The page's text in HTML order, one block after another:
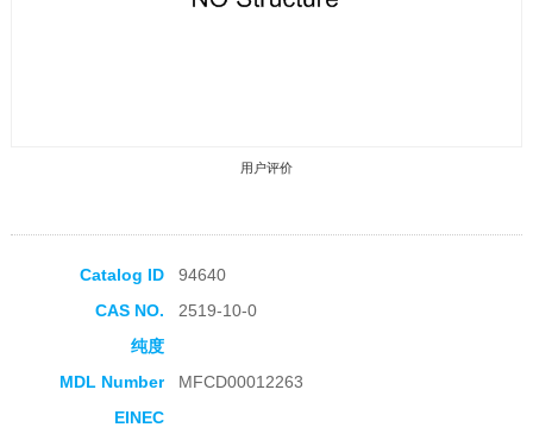
用户评价
Catalog ID
94640
CAS NO.
2519-10-0
纯度
MDL Number
MFCD00012263
EINEC